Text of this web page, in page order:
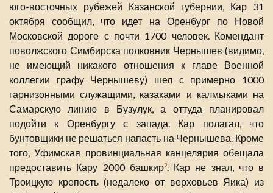
юго-восточных рубежей Казанской губернии, Кар 31
октября сообщил, что идет на Оренбург по Новой
Московской дороге с почти 1700 человек. Комендант
поволжского Симбирска полковник Чернышев (видимо,
не имеющий никакого отношения к главе Военной
коллегии графу Чернышеву) шел с примерно 1000
гарнизонными служащими, казаками и калмыками на
Самарскую линию в Бузулук, а оттуда планировал
подойти к Оренбургу с запада. Кар полагал, что
бунтовщики не решаться напасть на Чернышева. Кроме
того, Уфимская провинциальная канцелярия обещала
предоставить Кару 2000 башкир2. Кар не знал, что в
Троицкую крепость (недалеко от верховьев Яика) из